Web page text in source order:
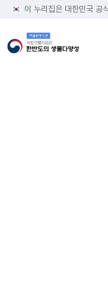
이 누리집은 대한민국 공